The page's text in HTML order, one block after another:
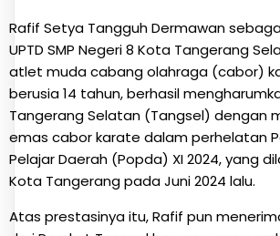
Rafif Setya Tangguh Dermawan
UPTD SMP Negeri 8 Kota Tangerang
atlet muda cabang olahraga (cabor)
berusia 14 tahun, berhasil
Tangerang Selatan (Tangsel) dengan
emas cabor karate dalam perhelatan
Pelajar Daerah (Popda) XI 2024, yang
Kota Tangerang pada Juni 2024 lalu.
Atas prestasinya itu, Rafif pun